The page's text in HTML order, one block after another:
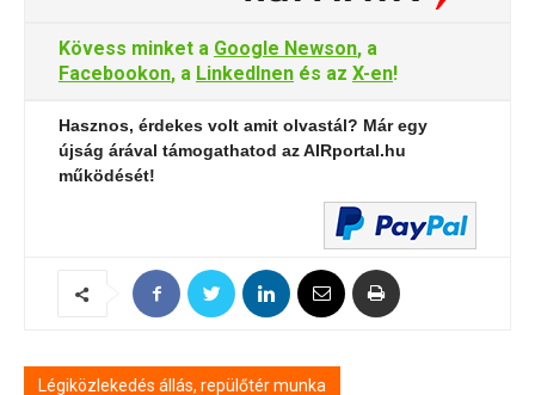
Kövess minket a Google Newson, a
Facebookon, a LinkedInen és az X-en!
Hasznos, érdekes volt amit olvastál? Már egy
újság árával támogathatod az AIRportal.hu
működését!
Légiközlekedés állás, repülőtér munka